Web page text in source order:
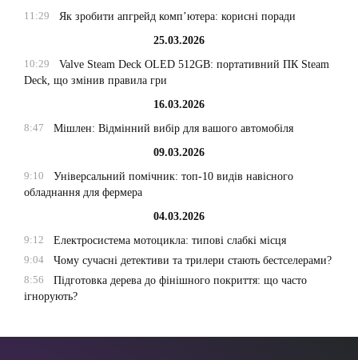
11:29
Як зробити апгрейд комп’ютера: корисні поради
25.03.2026
10:29
Valve Steam Deck OLED 512GB: портативний ПК Steam
Deck, що змінив правила гри
16.03.2026
8:47
Мішлен: Відмінний вибір для вашого автомобіля
09.03.2026
9:10
Універсальний помічник: топ-10 видів навісного
обладнання для фермера
04.03.2026
9:12
Електросистема мотоцикла: типові слабкі місця
9:04
Чому сучасні детективи та трилери стають бестселерами?
8:56
Підготовка дерева до фінішного покриття: що часто
ігнорують?